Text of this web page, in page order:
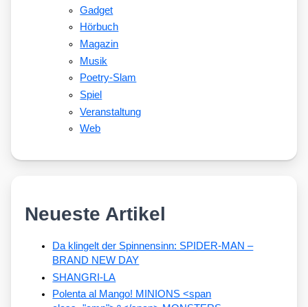
Gadget
Hörbuch
Magazin
Musik
Poetry-Slam
Spiel
Veranstaltung
Web
Neueste Artikel
Da klingelt der Spinnensinn: SPIDER-MAN –
BRAND NEW DAY
SHANGRI-LA
Polenta al Mango! MINIONS <span